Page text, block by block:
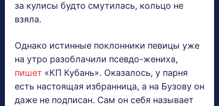
за кулисы будто смутилась, кольцо не
взяла.
Однако истинные поклонники певицы уже
на утро разоблачили псевдо-жениха,
пишет «КП Кубань». Оказалось, у парня
есть настоящая избранница, а на Бузову он
даже не подписан. Сам он себя называет